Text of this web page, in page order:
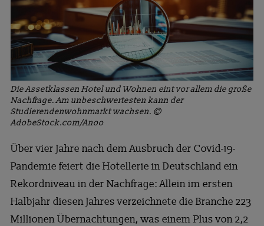
Die Assetklassen Hotel und Wohnen eint vor allem die große
Nachfrage. Am unbeschwertesten kann der
Studierendenwohnmarkt wachsen. ©
AdobeStock.com/Anoo
Über vier Jahre nach dem Ausbruch der Covid-19-
Pandemie feiert die Hotellerie in Deutschland ein
Rekordniveau in der Nachfrage: Allein im ersten
Halbjahr diesen Jahres verzeichnete die Branche 223
Millionen Übernachtungen, was einem Plus von 2,2